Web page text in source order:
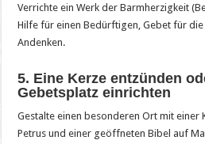
Verrichte ein Werk der Barmherzigkeit
Hilfe für einen Bedürftigen, Gebet für
Andenken.
5. Eine Kerze entzünden
Gebetsplatz einrichten
Gestalte einen besonderen Ort mit einer
Petrus und einer geöffneten Bibel auf